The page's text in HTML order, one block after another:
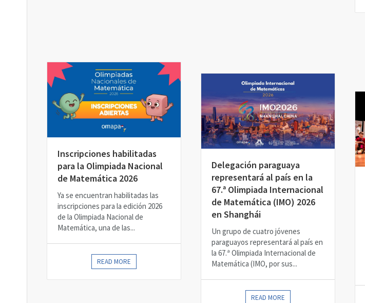
Inscripciones habilitadas
para la Olimpiada Nacional
de Matemática 2026
Ya se encuentran habilitadas las
inscripciones para la edición 2026
de la Olimpiada Nacional de
Matemática, una de las...
READ MORE
Delegación paraguaya
representará al país en la
67.ª Olimpiada Internacional
de Matemática (IMO) 2026
en Shanghái
Un grupo de cuatro jóvenes
paraguayos representará al país en
la 67.ª Olimpiada Internacional de
Matemática (IMO, por sus...
READ MORE